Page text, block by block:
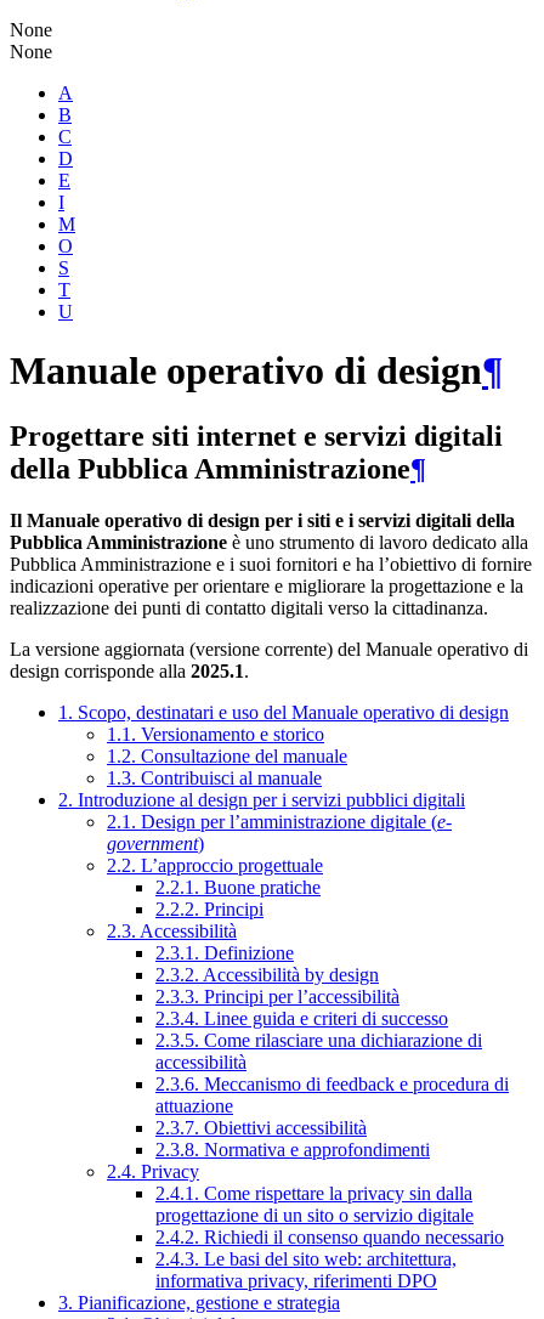
None
None
A
B
C
D
E
I
M
O
S
T
U
Manuale operativo di design¶
Progettare siti internet e servizi digitali
della Pubblica Amministrazione¶
Il Manuale operativo di design per i siti e i servizi digitali della
Pubblica Amministrazione è uno strumento di lavoro dedicato alla
Pubblica Amministrazione e i suoi fornitori e ha l’obiettivo di fornire
indicazioni operative per orientare e migliorare la progettazione e la
realizzazione dei punti di contatto digitali verso la cittadinanza.
La versione aggiornata (versione corrente) del Manuale operativo di
design corrisponde alla 2025.1.
1. Scopo, destinatari e uso del Manuale operativo di design
1.1. Versionamento e storico
1.2. Consultazione del manuale
1.3. Contribuisci al manuale
2. Introduzione al design per i servizi pubblici digitali
2.1. Design per l’amministrazione digitale (e-
government)
2.2. L’approccio progettuale
2.2.1. Buone pratiche
2.2.2. Principi
2.3. Accessibilità
2.3.1. Definizione
2.3.2. Accessibilità by design
2.3.3. Principi per l’accessibilità
2.3.4. Linee guida e criteri di successo
2.3.5. Come rilasciare una dichiarazione di
accessibilità
2.3.6. Meccanismo di feedback e procedura di
attuazione
2.3.7. Obiettivi accessibilità
2.3.8. Normativa e approfondimenti
2.4. Privacy
2.4.1. Come rispettare la privacy sin dalla
progettazione di un sito o servizio digitale
2.4.2. Richiedi il consenso quando necessario
2.4.3. Le basi del sito web: architettura,
informativa privacy, riferimenti DPO
3. Pianificazione, gestione e strategia